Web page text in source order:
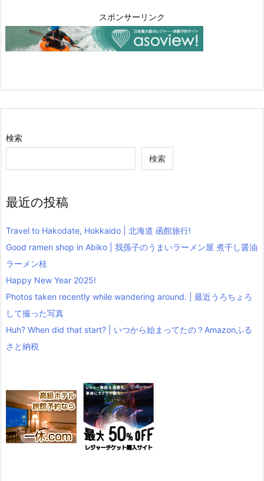
スポンサーリンク
検索
検索
最近の投稿
Travel to Hakodate, Hokkaido | 北海道 函館旅行!
Good ramen shop in Abiko | 我孫子のうまいラーメン屋 煮干し醤油
ラーメン桂
Happy New Year 2025!
Photos taken recently while wandering around. | 最近うろちょろ
して撮った写真
Huh? When did that start? | いつから始まってたの？Amazonふる
さと納税